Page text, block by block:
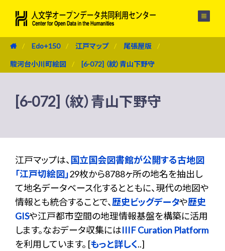
Edo+150 江戸マップ 尾張屋版
駿河台小川町絵図 [6-072] （紋）青山下野守
[6-072] （紋）青山下野守
江戸マップは、 国立国会図書館が公開する古地図
「江戸切絵図」29枚から8788ヶ所の地名を抽出し
て地名データベース化するとともに、現代の地図や
情報とも統合することで、歴史ビッグデータや歴史
GISや江戸都市空間の地理情報基盤を構築に活用
します。なおデータ収集にはIIIF Curation Platform
を利用しています。 [もっと詳しく..]